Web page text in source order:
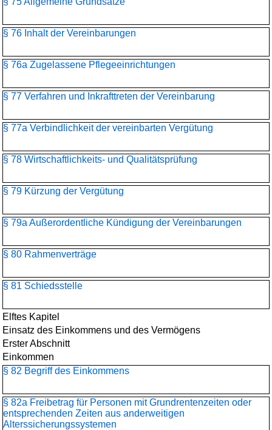
§ 76 Inhalt der Vereinbarungen
§ 76a Zugelassene Pflegeeinrichtungen
§ 77 Verfahren und Inkrafttreten der Vereinbarung
§ 77a Verbindlichkeit der vereinbarten Vergütung
§ 78 Wirtschaftlichkeits- und Qualitätsprüfung
§ 79 Kürzung der Vergütung
§ 79a Außerordentliche Kündigung der Vereinbarungen
§ 80 Rahmenverträge
§ 81 Schiedsstelle
Elftes Kapitel
Einsatz des Einkommens und des Vermögens
Erster Abschnitt
Einkommen
§ 82 Begriff des Einkommens
§ 82a Freibetrag für Personen mit Grundrentenzeiten oder
entsprechenden Zeiten aus anderweitigen
Alterssicherungssystemen